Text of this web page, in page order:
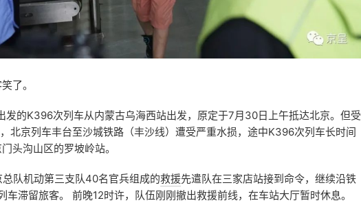
了。
发的K396次列车从内蒙古乌海西站出发，原定于7月30日上午抵达北京。但受
北京列车丰台至沙城铁路（丰沙线）遭受严重水损，途中K396次列车长时间
头沟山区的罗坡岭站。
队机动第三支队40名官兵组成的救援先遣队在三家店站接到命令，继续沿铁
车滞留旅客。 前晚12时许，队伍刚刚撤出救援前线，在车站大厅暂时休息。